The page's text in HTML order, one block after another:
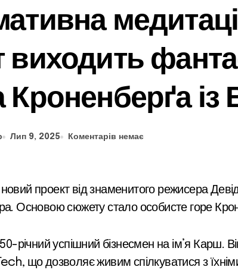
виходить
Кроненберґа
Лип 9, 2025 Коментарів немає
Основою сюжету стало особисте горе
що дозволяє живим спілкуватися з